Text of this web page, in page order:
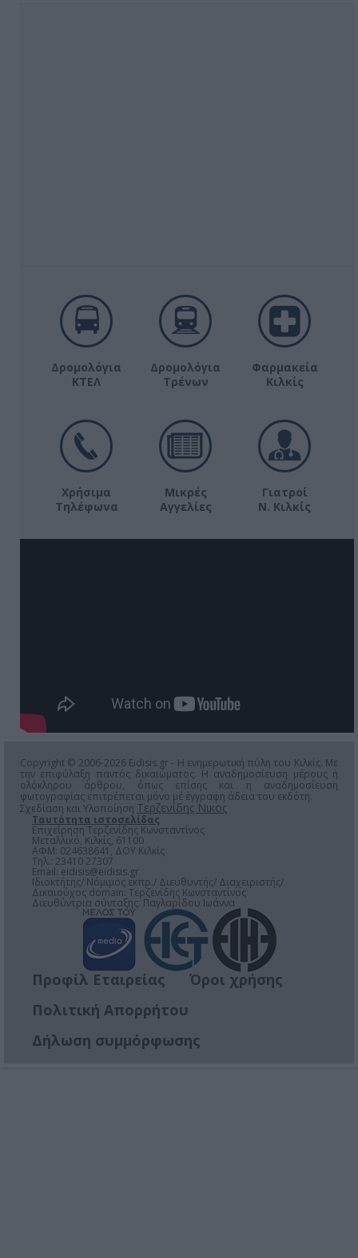
Δρομολόγια
ΚΤΕΛ
Δρομολόγια
Τρένων
Φαρμακεία
Κιλκίς
Χρήσιμα
Τηλέφωνα
Μικρές
Αγγελίες
Γιατροί
Ν. Κιλκίς
Copyright © 2006-2026 Eidisis.gr - Η ενημερωτική πύλη του Κιλκίς. Με
την επιφύλαξη παντός δικαιώματος. Η αναδημοσίευση μέρους ή
ολόκληρου άρθρου, όπως επίσης και η αναδημοσίευση
φωτογραφίας επιτρέπεται μόνο μέ έγγραφη άδεια του εκδότη.
Σχεδίαση και Υλοποίηση Τερζενίδης Νικος
Ταυτότητα ιστοσελίδας
Επιχείρηση Τερζενίδης Κωνσταντίνος
Μεταλλικό, Κιλκίς, 61100
ΑΦΜ: 024638641, ΔΟΥ Κιλκίς
Τηλ.: 23410 27307
Email: eidisis@eidisis.gr
Ιδιοκτήτης/ Νόμιμος εκπρ./ Διευθυντής/ Διαχειριστής/
Δικαιούχος domain: Τερζενίδης Κωνσταντίνος
Διευθύντρια σύνταξης: Παγλαρίδου Ιωάννα
Προφίλ Εταιρείας
Όροι χρήσης
Πολιτική Απορρήτου
Δήλωση συμμόρφωσης